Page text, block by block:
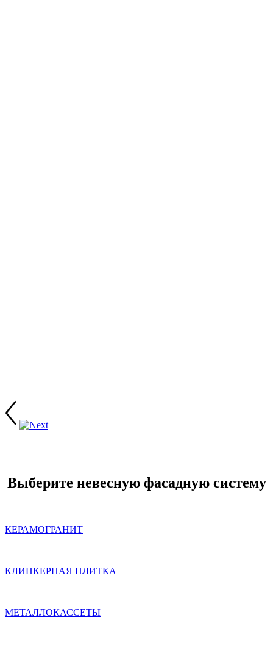
Выберите невесную фасадную систему
КЕРАМОГРАНИТ
КЛИНКЕРНАЯ ПЛИТКА
МЕТАЛЛОКАССЕТЫ